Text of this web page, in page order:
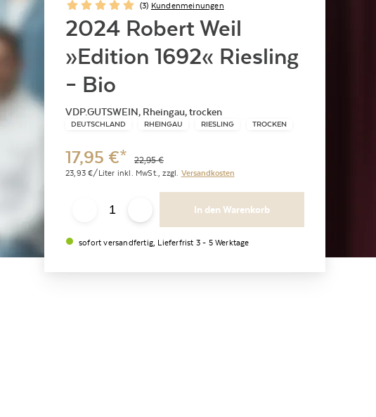
(3) Kundenmeinungen
2024 Robert Weil
»Edition 1692« Riesling
– Bio
VDP.GUTSWEIN, Rheingau, trocken
DEUTSCHLAND RHEINGAU RIESLING TROCKEN
17,95 €* 22,95€
23,93 €/Liter inkl. MwSt., zzgl. Versandkosten
In den Warenkorb
sofort versandfertig, Lieferfrist 3 - 5 Werktage